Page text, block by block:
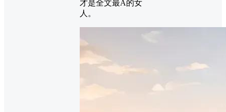
才是全文最A的女
人。